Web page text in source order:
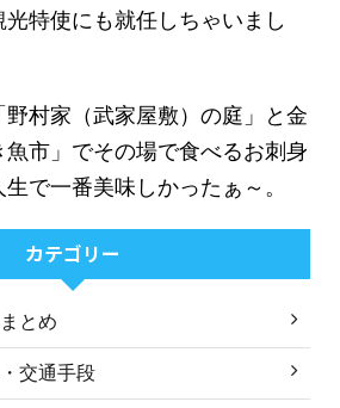
特使にも就任しちゃいまし
村家（武家屋敷）の庭」と金
市」でその場で食べるお刺身
で一番美味しかったぁ～。
カテゴリー
とめ
交通手段